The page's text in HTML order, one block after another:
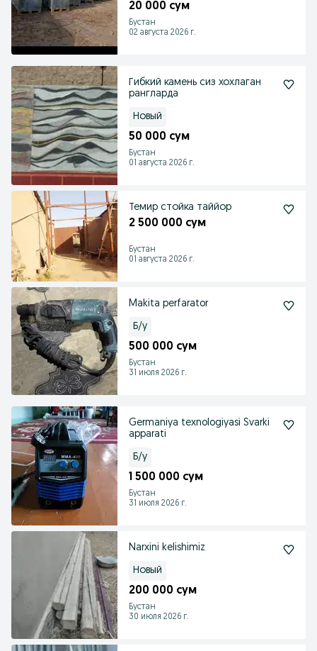
20 000 сум
Бустан
02 августа 2026 г.
Гибкий камень сиз хохлаган
рангларда
Новый
50 000 сум
Бустан
01 августа 2026 г.
Темир стойка таййор
2 500 000 сум
Бустан
01 августа 2026 г.
Makita perfarator
Б/у
500 000 сум
Бустан
31 июля 2026 г.
Germaniya texnologiyasi Svarki
apparati
Б/у
1 500 000 сум
Бустан
31 июля 2026 г.
Narxini kelishimiz
Новый
200 000 сум
Бустан
30 июля 2026 г.